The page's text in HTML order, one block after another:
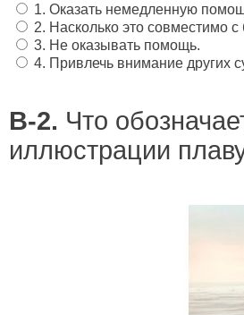
1. Оказать немедленную
2. Насколько это совместимо
3. Не оказывать помощь.
4. Привлечь внимание других
В-2. Что
иллюстрации